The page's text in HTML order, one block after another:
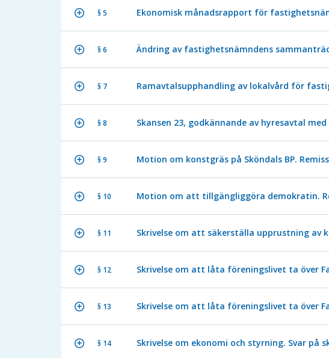
§ 5 Ekonomisk månadsrapport för
§ 6 Ändring av fastighetsnämndens
§ 7 Ramavtalsupphandling av lokalvård för
§ 8 Skansen 23, godkännande av hyresavtal
§ 9 Motion om konstgräs på Sköndals BP.
§ 10 Motion om att tillgängliggöra demokratin.
§ 11 Skrivelse om att säkerställa upprustning av
§ 12 Skrivelse om att låta föreningslivet ta över
§ 13 Skrivelse om att låta föreningslivet ta över
§ 14 Skrivelse om ekonomi och styrning. Svar på